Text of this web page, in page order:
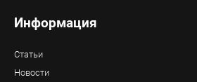
Информация
Статьи
Новости